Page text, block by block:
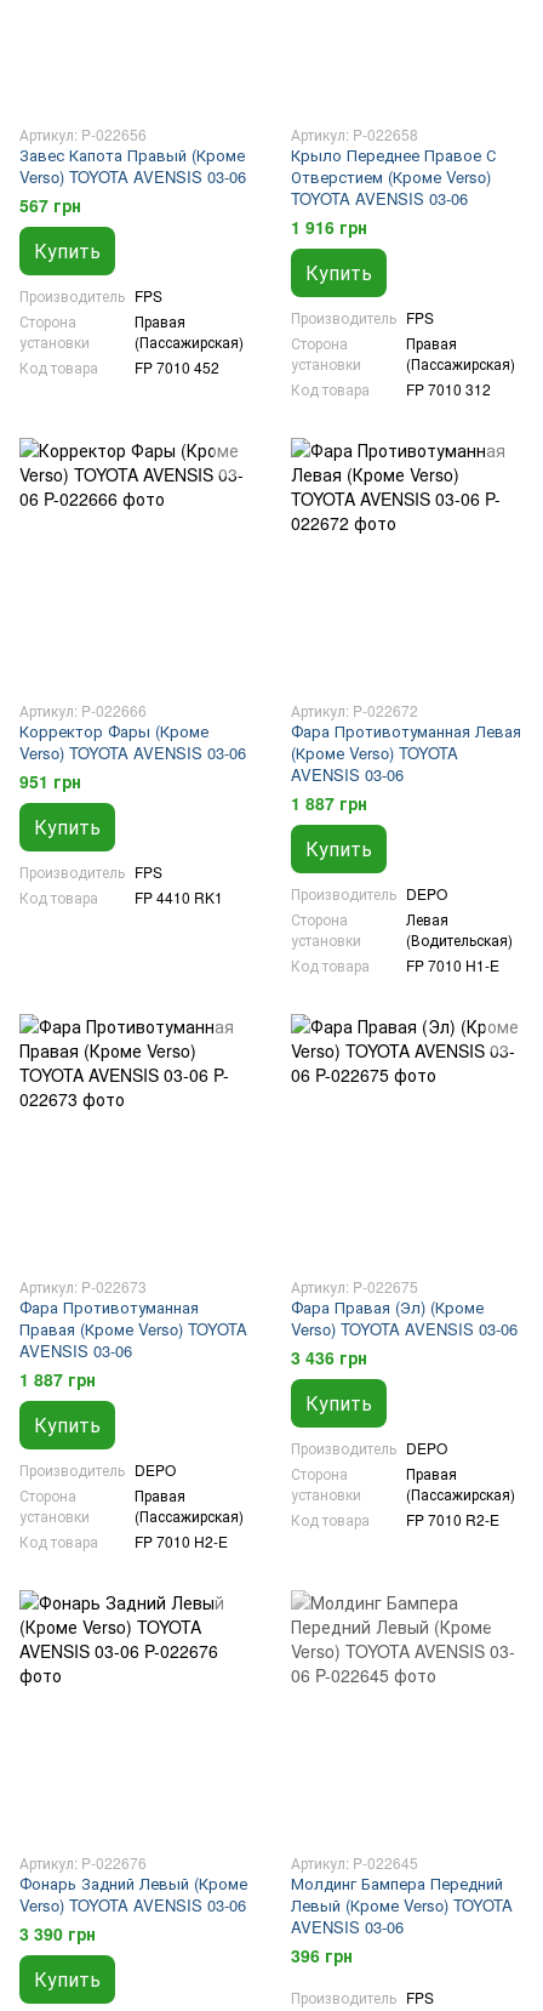
Артикул: P-022656
Завес Капота Правый (Кроме
Verso) TOYOTA AVENSIS 03-06
567 грн
Купить
Производитель FPS
Сторона
установки
Правая
(Пассажирская)
Код товара
FP 7010 452
Артикул: P-022658
Крыло Переднее Правое С
Отверстием (Кроме Verso)
TOYOTA AVENSIS 03-06
1 916 грн
Купить
Производитель FPS
Сторона
установки
Правая
(Пассажирская)
Код товара
FP 7010 312
Артикул: P-022666
Корректор Фары (Кроме
Verso) TOYOTA AVENSIS 03-06
951 грн
Купить
Производитель FPS
Код товара
FP 4410 RK1
Артикул: P-022672
Фара Противотуманная Левая
(Кроме Verso) TOYOTA
AVENSIS 03-06
1 887 грн
Купить
Производитель DEPO
Сторона
установки
Левая
(Водительская)
Код товара
FP 7010 H1-E
Артикул: P-022673
Фара Противотуманная
Правая (Кроме Verso) TOYOTA
AVENSIS 03-06
1 887 грн
Купить
Производитель DEPO
Сторона
установки
Правая
(Пассажирская)
Код товара
FP 7010 H2-E
Артикул: P-022675
Фара Правая (Эл) (Кроме
Verso) TOYOTA AVENSIS 03-06
3 436 грн
Купить
Производитель DEPO
Сторона
установки
Правая
(Пассажирская)
Код товара
FP 7010 R2-E
Артикул: P-022676
Фонарь Задний Левый (Кроме
Verso) TOYOTA AVENSIS 03-06
3 390 грн
Купить
Артикул: P-022645
Молдинг Бампера Передний
Левый (Кроме Verso) TOYOTA
AVENSIS 03-06
396 грн
Производитель FPS